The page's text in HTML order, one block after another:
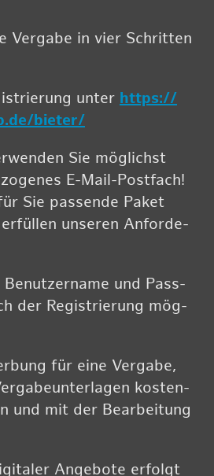
Ver­ga­be in vier Schrit­ten
unter https://​
​bieter/
Sie mög­lichst
E-Mail-Post­fach!
Sie pas­sen­de Paket
er­fül­len un­se­ren An­for­de­
und Pass­
der Re­gis­trie­rung mög­
für eine Ver­ga­be,
kos­ten­
und mit der Be­ar­bei­tung
An­ge­bo­te er­folgt